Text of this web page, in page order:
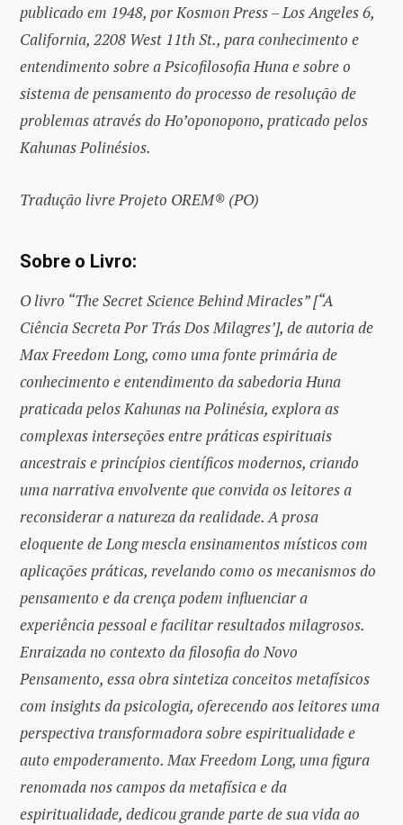
publicado em 1948, por Kosmon Press – Los Angeles 6,
California, 2208 West 11th St., para conhecimento e
entendimento sobre a Psicofilosofia Huna e sobre o
sistema de pensamento do processo de resolução de
problemas através do Ho’oponopono, praticado pelos
Kahunas Polinésios.
Tradução livre Projeto OREM® (PO)
Sobre o Livro:
O livro “The Secret Science Behind Miracles” [“A
Ciência Secreta Por Trás Dos Milagres’], de autoria de
Max Freedom Long, como uma fonte primária de
conhecimento e entendimento da sabedoria Huna
praticada pelos Kahunas na Polinésia, explora as
complexas interseções entre práticas espirituais
ancestrais e princípios científicos modernos, criando
uma narrativa envolvente que convida os leitores a
reconsiderar a natureza da realidade. A prosa
eloquente de Long mescla ensinamentos místicos com
aplicações práticas, revelando como os mecanismos do
pensamento e da crença podem influenciar a
experiência pessoal e facilitar resultados milagrosos.
Enraizada no contexto da filosofia do Novo
Pensamento, essa obra sintetiza conceitos metafísicos
com insights da psicologia, oferecendo aos leitores uma
perspectiva transformadora sobre espiritualidade e
auto empoderamento. Max Freedom Long, uma figura
renomada nos campos da metafísica e da
espiritualidade, dedicou grande parte de sua vida ao